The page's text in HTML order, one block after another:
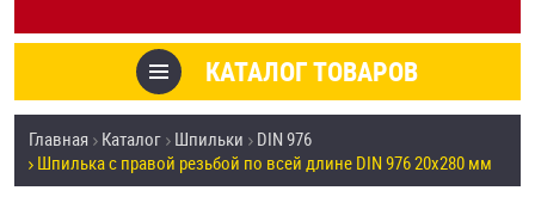
ОТЗЫВЫ
УСЛУГИ
СКИДКИ
КАТАЛОГ ТОВАРОВ
Товары со скидкой
Анкеры
Главная Каталог Шпильки
DIN 976
Шпилька с правой резьбой по всей длине DIN 976 20х280 мм